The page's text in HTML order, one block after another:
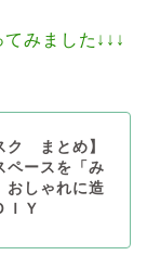
みました↓↓↓
ク まとめ】
ペースを「み
おしゃれに造
Ｙ